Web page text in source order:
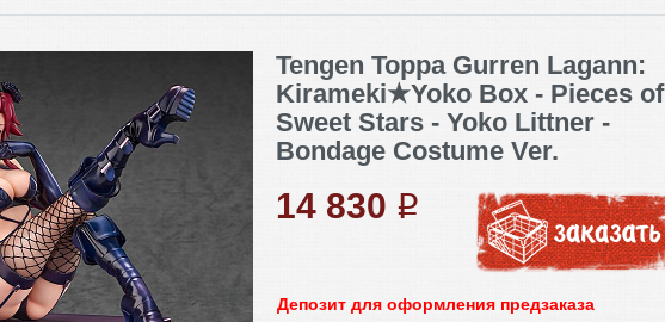
Tengen Toppa Gurren Lagann:
Kirameki★Yoko Box - Pieces of
Sweet Stars - Yoko Littner -
Bondage Costume Ver.
14 830 q
Депозит для оформления предзаказа